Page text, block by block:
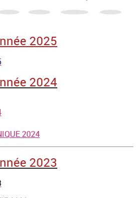
2025
2024
2024
2023